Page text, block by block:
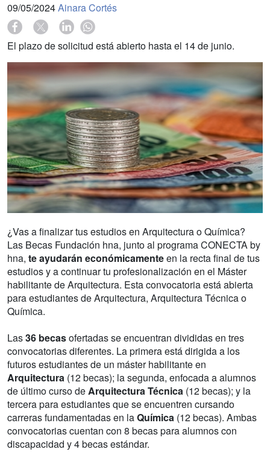
09/05/2024Ainara Cortés
El plazo de solicitud está abierto hasta el 14 de junio.
¿Vas a finalizar tus estudios en Arquitectura o Química?
Las Becas Fundación hna, junto al programa CONECTA by
hna, te ayudarán económicamenteen la recta final de tus
estudios y a continuar tu profesionalización en el Máster
habilitante de Arquitectura. Esta convocatoria está abierta
para estudiantes de Arquitectura, Arquitectura Técnica o
Química.
Las36 becasofertadas se encuentran divididas en tres
convocatorias diferentes. La primera está dirigida a los
futuros estudiantes de un máster habilitante en
Arquitectura (12 becas); la segunda, enfocada a alumnos
de último curso deArquitectura Técnica (12 becas); y la
tercera para estudiantes que se encuentren cursando
carreras fundamentadas en laQuímica (12 becas). Ambas
convocatorias cuentan con 8 becas para alumnos con
discapacidad y 4 becas estándar.